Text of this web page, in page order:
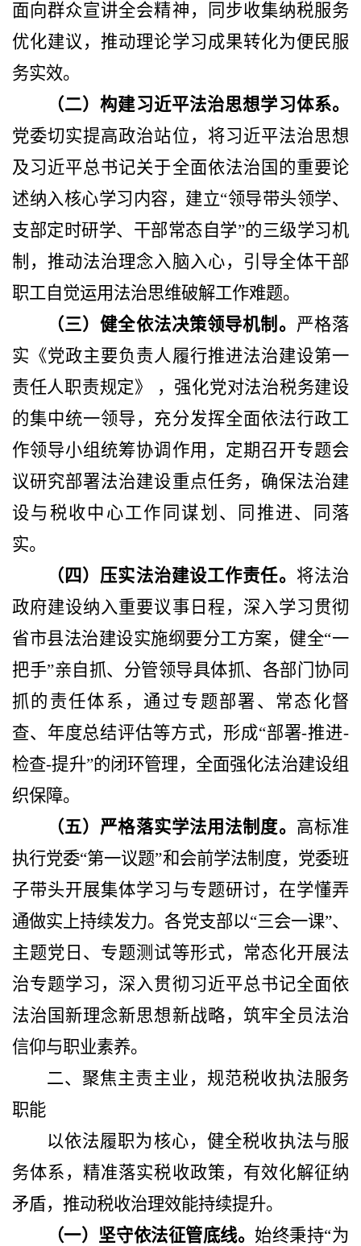
面向群众宣讲全会精神，同步收集纳税服务
优化建议，推动理论学习成果转化为便民服
务实效。
（二）构建习近平法治思想学习体系。
党委切实提高政治站位，将习近平法治思想
及习近平总书记关于全面依法治国的重要论
述纳入核心学习内容，建立“领导带头领学、
支部定时研学、干部常态自学”的三级学习机
制，推动法治理念入脑入心，引导全体干部
职工自觉运用法治思维破解工作难题。
（三）健全依法决策领导机制。 严格落
实《党政主要负责人履行推进法治建设第一
责任人职责规定》
，强化党对法治税务建设
的集中统一领导，充分发挥全面依法行政工
作领导小组统筹协调作用，定期召开专题会
议研究部署法治建设重点任务，确保法治建
设与税收中心工作同谋划、同推进、同落
实。
（四）压实法治建设工作责任。 将法治
政府建设纳入重要议事日程，深入学习贯彻
省市县法治建设实施纲要分工方案，健全“一
把手”亲自抓、分管领导具体抓、各部门协同
抓的责任体系，通过专题部署、常态化督
查、年度总结评估等方式，形成“部署-推进-
检查-提升”的闭环管理，全面强化法治建设组
织保障。
（五）严格落实学法用法制度。 高标准
执行党委“第一议题”和会前学法制度，党委班
子带头开展集体学习与专题研讨，在学懂弄
通做实上持续发力。各党支部以“三会一课”、
主题党日、专题测试等形式，常态化开展法
治专题学习，深入贯彻习近平总书记全面依
法治国新理念新思想新战略，筑牢全员法治
信仰与职业素养。
二、聚焦主责主业，规范税收执法服务
职能
以依法履职为核心，健全税收执法与服
务体系，精准落实税收政策，有效化解征纳
矛盾，推动税收治理效能持续提升。
（一）坚守依法征管底线。 始终秉持“为